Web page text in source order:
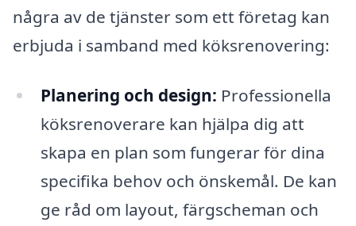
några av de tjänster som ett företag kan
erbjuda i samband med köksrenovering:
Planering och design: Professionella
köksrenoverare kan hjälpa dig att
skapa en plan som fungerar för dina
specifika behov och önskemål. De kan
ge råd om layout, färgscheman och